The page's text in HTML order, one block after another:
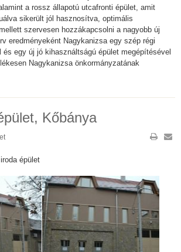
a rossz állapotú utcafronti épület, amit
sikerült jól hasznosítva, optimális
szervesen hozzákapcsolni a nagyobb új
eredményeként Nagykanizsa egy szép régi
és egy új jó kihasználtságú épület megépítésével
Nagykanizsa önkormányzatának
Kőbánya
épület